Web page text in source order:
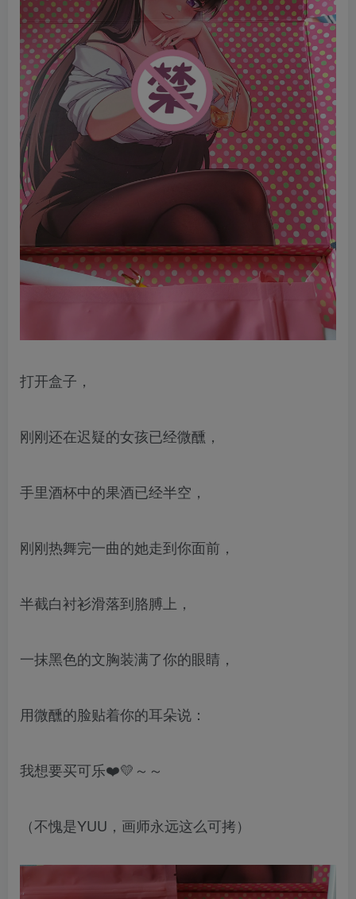
打开盒子，
刚刚还在迟疑的女孩已经微醺，
手里酒杯中的果酒已经半空，
刚刚热舞完一曲的她走到你面前，
半截白衬衫滑落到胳膊上，
一抹黑色的文胸装满了你的眼睛，
用微醺的脸贴着你的耳朵说：
我想要买可乐❤️💛～～
（不愧是YUU，画师永远这么可拷）